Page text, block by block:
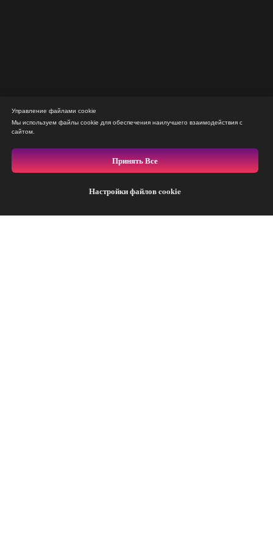
Управление файлами cookie
Мы используем файлы cookie для обеспечения наилучшего взаимодействия с
сайтом.
Принять Все
Настройки файлов cookie